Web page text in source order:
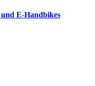
E-Handbikes